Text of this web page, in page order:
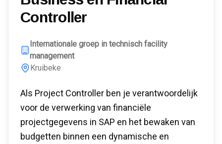
Controller
Internationale groep in technisch facility
management
Kruibeke
Als Project Controller ben je verantwoordelijk
voor de verwerking van financiële
projectgegevens in SAP en het bewaken van
budgetten binnen een dynamische en